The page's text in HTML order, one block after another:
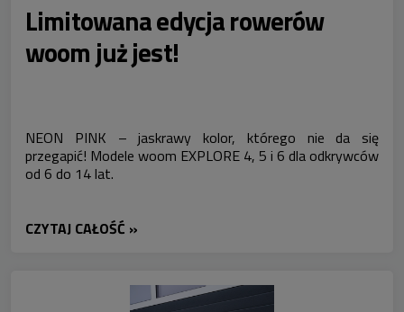
Limitowana edycja rowerów
woom już jest!
NEON PINK – jaskrawy kolor, którego nie da się
przegapić! Modele woom EXPLORE 4, 5 i 6 dla odkrywców
od 6 do 14 lat.
CZYTAJ CAŁOŚĆ »